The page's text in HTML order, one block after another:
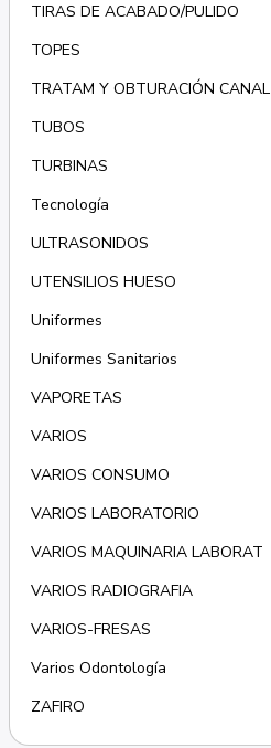
TIRAS DE ACABADO/PULIDO
TOPES
TRATAM Y OBTURACIÓN CANAL
TUBOS
TURBINAS
Tecnología
ULTRASONIDOS
UTENSILIOS HUESO
Uniformes
Uniformes Sanitarios
VAPORETAS
VARIOS
VARIOS CONSUMO
VARIOS LABORATORIO
VARIOS MAQUINARIA LABORAT
VARIOS RADIOGRAFIA
VARIOS-FRESAS
Varios Odontología
ZAFIRO